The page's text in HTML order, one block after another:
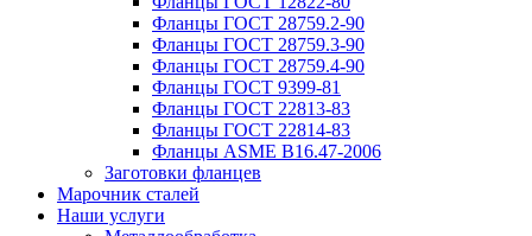
Фланцы ГОСТ 28759.2-90
Фланцы ГОСТ 28759.3-90
Фланцы ГОСТ 28759.4-90
Фланцы ГОСТ 9399-81
Фланцы ГОСТ 22813-83
Фланцы ГОСТ 22814-83
Фланцы ASME B16.47-2006
Заготовки фланцев
Марочник сталей
Наши услуги